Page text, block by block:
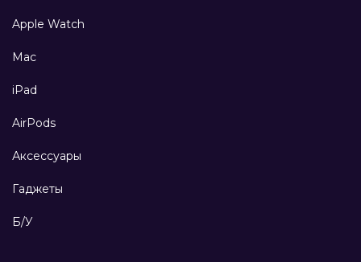
Apple Watch
Mac
iPad
AirPods
Аксессуары
Гаджеты
Б/У